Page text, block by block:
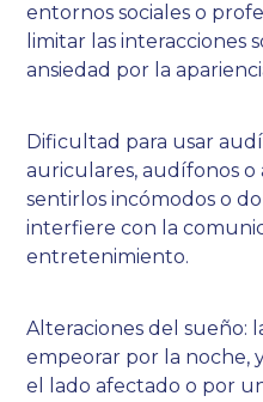
entornos sociales o
limitar las interacciones
ansiedad por la
Dificultad para usar
auriculares, audífonos
sentirlos incómodos o
interfiere con la
entretenimiento.
Alteraciones del sueño:
empeorar por la noche,
el lado afectado o por